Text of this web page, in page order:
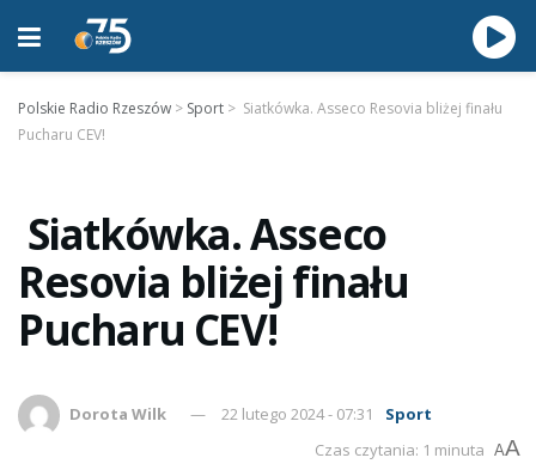
Polskie Radio Rzeszów > Sport > Siatkówka. Asseco Resovia bliżej finału
Pucharu CEV!
Siatkówka. Asseco
Resovia bliżej finału
Pucharu CEV!
Dorota Wilk 22 lutego 2024 - 07:31
Sport
Czas czytania: 1 minuta AA